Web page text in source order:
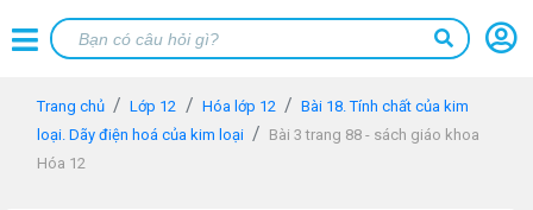
Trang chủ Lớp 12 Hóa lớp 12
Bài 18. Tính chất của kim
loại. Dãy điện hoá của kim loại
Bài 3 trang 88 - sách giáo khoa
Hóa 12